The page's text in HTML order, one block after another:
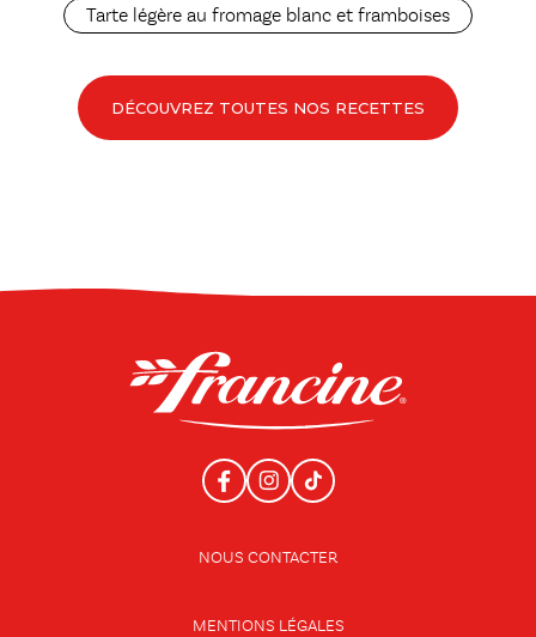
Tarte légère au fromage blanc et framboises
DÉCOUVREZ TOUTES NOS RECETTES
NOUS CONTACTER
MENTIONS LÉGALES